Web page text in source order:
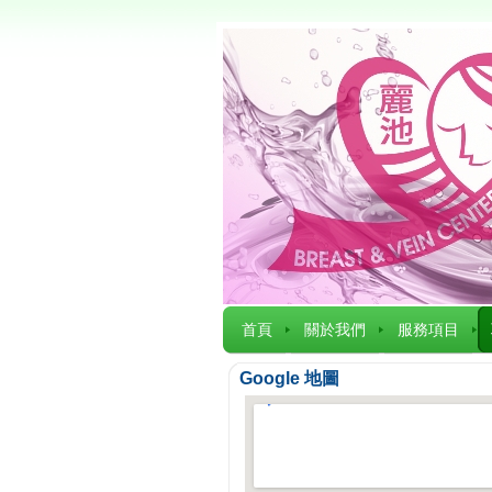
首頁 關於我們 服務項目
Google 地圖